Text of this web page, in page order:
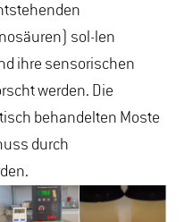
sol-len
ihre sensorischen
werden. Die
behandelten Moste
durch